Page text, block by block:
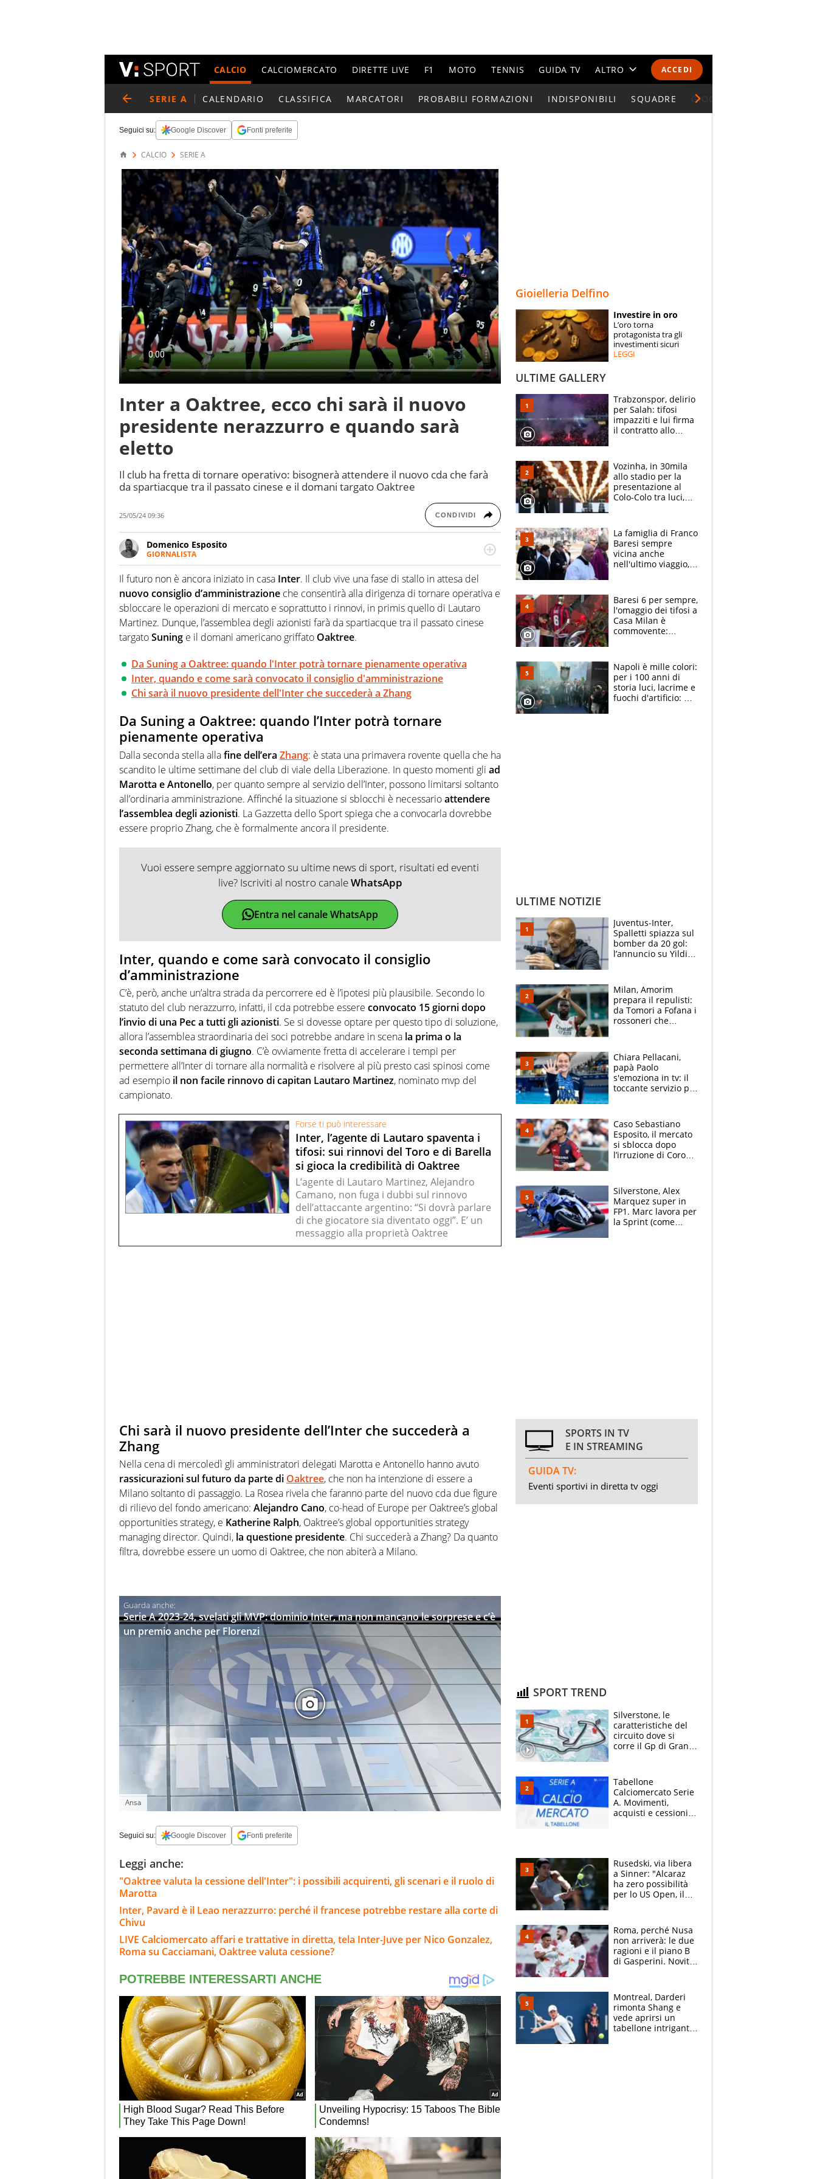
ACCEDI
CALCIO CALCIOMERCATO DIRETTE LIVE F1 MOTO TENNIS GUIDA TV ALTRO
CALENDARI E CLASSIFICHE
ESPERTI
CONTATTI
SERIE A CALENDARIO CLASSIFICA MARCATORI PROBABILI FORMAZIONI INDISPONIBILI SQUADRE GIOCATORI SERIE A
Seguici su: Google Discover Fonti preferite
CALCIO SERIE A
Inter a Oaktree, ecco chi sarà il nuovo
presidente nerazzurro e quando sarà
eletto
Il club ha fretta di tornare operativo: bisognerà attendere il nuovo cda che farà
da spartiacque tra il passato cinese e il domani targato Oaktree
25/05/24 09:36 CONDIVIDI
Domenico Esposito
GIORNALISTA
Da vent’anni in campo e sul campo per vivere ogni evento in tutte le sue sfaccettature.
Passione smisurata per il calcio e per la sfera di cuoio. Il pallone è una cosa serissima,
guai a dirgli di no
Il futuro non è ancora iniziato in casa Inter. Il club vive una fase di stallo in attesa del
nuovo consiglio d’amministrazione che consentirà alla dirigenza di tornare operativa e
sbloccare le operazioni di mercato e soprattutto i rinnovi, in primis quello di Lautaro
Martinez. Dunque, l’assemblea degli azionisti farà da spartiacque tra il passato cinese
targatoSuning e il domani americano griffato Oaktree.
Da Suning a Oaktree: quando l'Inter potrà tornare pienamente operativa
Inter, quando e come sarà convocato il consiglio d'amministrazione
Chi sarà il nuovo presidente dell'Inter che succederà a Zhang
Da Suning a Oaktree: quando l’Inter potrà tornare
pienamente operativa
Dalla seconda stella allafine dell’era Zhang: è stata una primavera rovente quella che ha
scandito le ultime settimane del club di viale della Liberazione. In questo momenti gli ad
Marotta e Antonello, per quanto sempre al servizio dell’Inter, possono limitarsi soltanto
all’ordinaria amministrazione. Affinché la situazione si sblocchi è necessarioattendere
l’assemblea degli azionisti. La Gazzetta dello Sport spiega che a convocarla dovrebbe
essere proprio Zhang, che è formalmente ancora il presidente.
Vuoi essere sempre aggiornato su ultime news di sport, risultati ed eventi
live? Iscriviti al nostro canaleWhatsApp
Entra nel canale WhatsApp
Inter, quando e come sarà convocato il consiglio
d’amministrazione
C’è, però, anche un’altra strada da percorrere ed è l’ipotesi più plausibile. Secondo lo
statuto del club nerazzurro, infatti, il cda potrebbe essere convocato 15 giorni dopo
l’invio di una Pec a tutti gli azionisti. Se si dovesse optare per questo tipo di soluzione,
allora l’assemblea straordinaria dei soci potrebbe andare in scena la prima o la
seconda settimana di giugno. C’è ovviamente fretta di accelerare i tempi per
permettere all’Inter di tornare alla normalità e risolvere al più presto casi spinosi come
ad esempio il non facile rinnovo di capitan Lautaro Martinez, nominato mvp del
campionato.
Forse ti può interessare
Inter, l’agente di Lautaro spaventa i
tifosi: sui rinnovi del Toro e di Barella
si gioca la credibilità di Oaktree
L’agente di Lautaro Martinez, Alejandro
Camano, non fuga i dubbi sul rinnovo
dell’attaccante argentino: “Si dovrà parlare
di che giocatore sia diventato oggi”. E’ un
messaggio alla proprietà Oaktree
Chi sarà il nuovo presidente dell’Inter che succederà a
Zhang
Nella cena di mercoledì gli amministratori delegati Marotta e Antonello hanno avuto
rassicurazioni sul futuro da parte di Oaktree, che non ha intenzione di essere a
Milano soltanto di passaggio. La Rosea rivela che faranno parte del nuovo cda due figure
di rilievo del fondo americano: Alejandro Cano, co-head of Europe per Oaktree’s global
opportunities strategy, e Katherine Ralph, Oaktree’s global opportunities strategy
managing director. Quindi, la questione presidente. Chi succederà a Zhang? Da quanto
filtra, dovrebbe essere un uomo di Oaktree, che non abiterà a Milano.
Serie A 2023-24, svelati gli MVP: dominio Inter, ma non mancano le sorprese e c’è
un premio anche per Florenzi
Ansa
Seguici su: Google Discover Fonti preferite
Leggi anche:
"Oaktree valuta la cessione dell'Inter": i possibili acquirenti, gli scenari e il ruolo di
Marotta
Inter, Pavard è il Leao nerazzurro: perché il francese potrebbe restare alla corte di
Chivu
LIVE Calciomercato affari e trattative in diretta, tela Inter-Juve per Nico Gonzalez,
Roma su Cacciamani, Oaktree valuta cessione?
Gioielleria Delfino
Investire in oro
L’oro torna
protagonista tra gli
investimenti sicuri
LEGGI
ULTIME GALLERY
Trabzonspor, delirio
per Salah: tifosi
impazziti e lui firma
il contratto allo
Vozinha, in 30mila
allo stadio per la
presentazione al
Colo-Colo tra luci,
La famiglia di Franco
Baresi sempre
vicina anche
nell'ultimo viaggio,
circondati
dall'affetto dei tifosi
Baresi 6 per sempre,
l'omaggio dei tifosi a
Casa Milan è
commovente:
bigliettini
Napoli è mille colori:
per i 100 anni di
storia luci, lacrime e
fuochi d'artificio: De
ULTIME NOTIZIE
Juventus-Inter,
Spalletti spiazza sul
bomber da 20 gol:
l’annuncio su Yildiz
Milan, Amorim
prepara il repulisti:
da Tomori a Fofana i
rossoneri che
Chiara Pellacani,
papà Paolo
s'emoziona in tv: il
toccante servizio per
Caso Sebastiano
Esposito, il mercato
si sblocca dopo
l’irruzione di Corona
due big
Silverstone, Alex
Marquez super in
FP1. Marc lavora per
la Sprint (come
SPORTS IN TV
E IN STREAMING
GUIDA TV:
Eventi sportivi in diretta tv oggi
SPORT TREND
Silverstone, le
caratteristiche del
circuito dove si
corre il Gp di Gran
Tabellone
Calciomercato Serie
A. Movimenti,
acquisti e cessioni:
Rusedski, via libera
a Sinner: "Alcaraz
ha zero possibilità
per lo US Open, il
Roma, perché Nusa
non arriverà: le due
ragioni e il piano B
di Gasperini. Novità
Montreal, Darderi
rimonta Shang e
vede aprirsi un
tabellone intrigante: